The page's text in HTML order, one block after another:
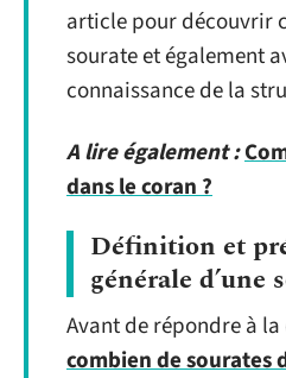
article pour découvrir
sourate et également
connaissance de la
A lire également :
dans le coran ?
Définition et
générale d’une
Avant de répondre à
combien de sourates